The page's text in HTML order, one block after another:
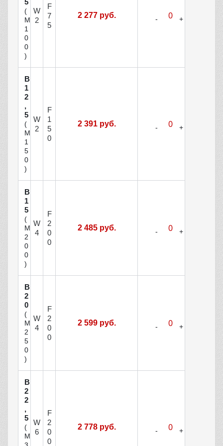
5
(
М
1
0
0
)
W
2
F
7
5
2 277 руб.
В
1
2
,
5
(
М
1
5
0
)
W
2
F
1
5
0
2 391 руб.
В
1
5
(
М
2
0
0
)
W
4
F
2
0
0
2 485 руб.
В
2
0
(
М
2
5
0
)
W
4
F
2
0
0
2 599 руб.
В
2
2
,
5
(
М
W
6
F
2
0
0
2 778 руб.